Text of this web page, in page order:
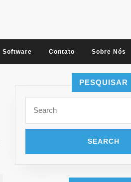
Software Contato Sobre Nós
PESQUISAR